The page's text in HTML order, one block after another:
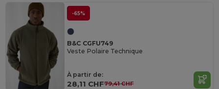
-65%
B&C CGFU749
Veste Polaire Technique
À partir de:
28,11 CHF79,41 CHF